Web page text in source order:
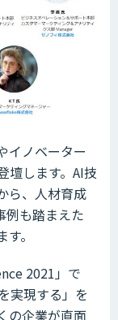
イノベーター
壇します。AI技
ら、人材育成
例も踏まえた
。
2021」で
実現する」を
の企業が直面